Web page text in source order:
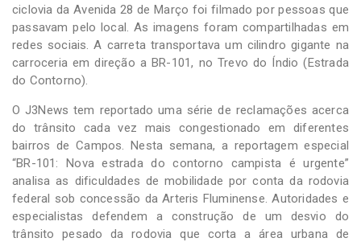
ciclovia da Avenida 28 de Março foi filmado por pessoas que
passavam pelo local. As imagens foram compartilhadas em
redes sociais. A carreta transportava um cilindro gigante na
carroceria em direção a BR-101, no Trevo do Índio (Estrada
do Contorno).
O J3News tem reportado uma série de reclamações acerca
do trânsito cada vez mais congestionado em diferentes
bairros de Campos. Nesta semana, a reportagem especial
“BR-101: Nova estrada do contorno campista é urgente”
analisa as dificuldades de mobilidade por conta da rodovia
federal sob concessão da Arteris Fluminense. Autoridades e
especialistas defendem a construção de um desvio do
trânsito pesado da rodovia que corta a área urbana de